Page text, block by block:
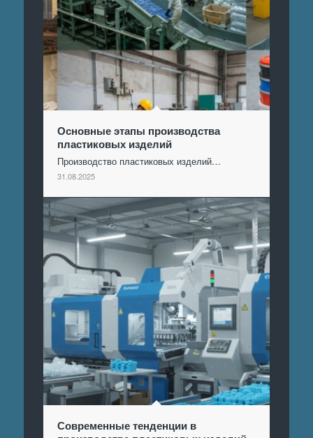
Основные этапы производства
пластиковых изделий
Производство пластиковых изделий…
31.08.2025
Современные тенденции в